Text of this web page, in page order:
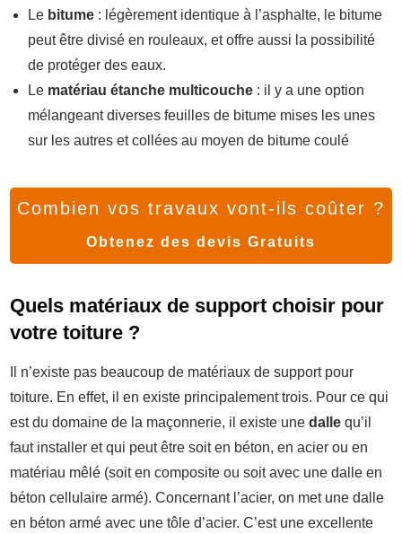
Le bitume : légèrement identique à l’asphalte, le bitume
peut être divisé en rouleaux, et offre aussi la possibilité
de protéger des eaux.
Le matériau étanche multicouche : il y a une option
mélangeant diverses feuilles de bitume mises les unes
sur les autres et collées au moyen de bitume coulé
Combien vos travaux vont-ils coûter ?
Obtenez des devis Gratuits
Quels matériaux de support choisir pour
votre toiture ?
Il n’existe pas beaucoup de matériaux de support pour
toiture. En effet, il en existe principalement trois. Pour ce qui
est du domaine de la maçonnerie, il existe une dalle qu’il
faut installer et qui peut être soit en béton, en acier ou en
matériau mêlé (soit en composite ou soit avec une dalle en
béton cellulaire armé). Concernant l’acier, on met une dalle
en béton armé avec une tôle d’acier. C’est une excellente